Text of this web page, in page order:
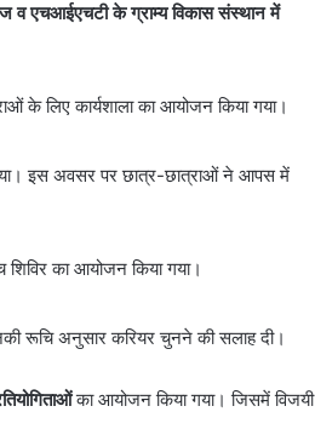
व एचआईएचटी के ग्राम्य विकास संस्थान में
के लिए कार्यशाला का आयोजन किया गया।
इस अवसर पर छात्र-छात्राओं ने आपस में
का आयोजन किया गया।
रूचि अनुसार करियर चुनने की सलाह दी।
का आयोजन किया गया। जिसमें विजयी